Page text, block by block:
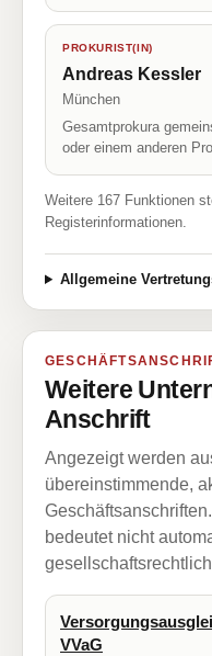
PROKURIST(IN)
Andreas Kessler
München
Gesamtprokura
oder einem anderen
Weitere 167 Funktionen
Registerinformationen.
Allgemeine
Weitere
Anschrift
Angezeigt werden
übereinstimmende,
bedeutet nicht
VVaG